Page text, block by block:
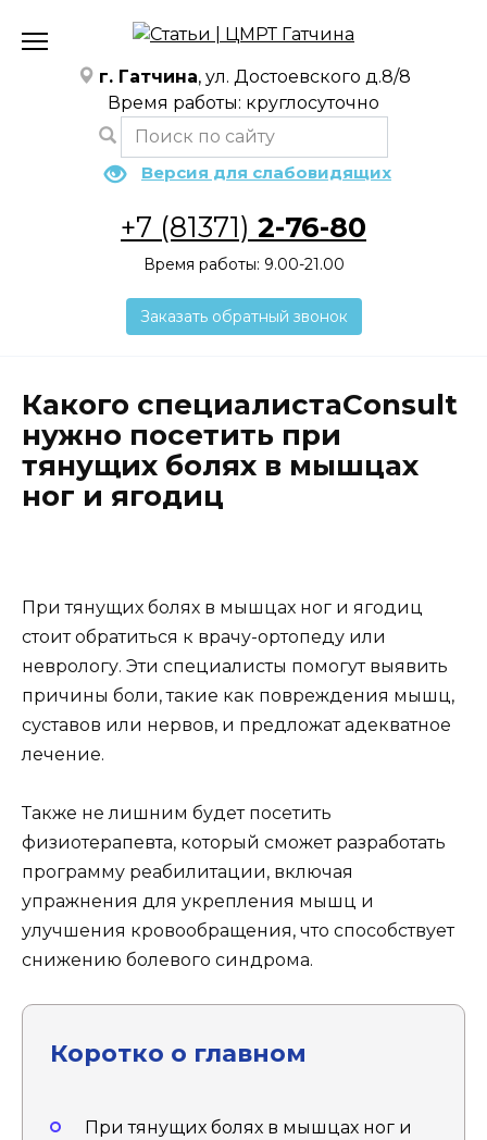
содержанию
г. Гатчина, ул. Достоевского д.8/8
Время работы: круглосуточно
Версия для слабовидящих
+7 (81371) 2-76-80
Время работы: 9.00-21.00
Заказать обратный звонок
Какого специалистаConsult
нужно посетить при
тянущих болях в мышцах
ног и ягодиц
При тянущих болях в мышцах ног и ягодиц
стоит обратиться к врачу-ортопеду или
неврологу. Эти специалисты помогут выявить
причины боли, такие как повреждения мышц,
суставов или нервов, и предложат адекватное
лечение.
Также не лишним будет посетить
физиотерапевта, который сможет разработать
программу реабилитации, включая
упражнения для укрепления мышц и
улучшения кровообращения, что способствует
снижению болевого синдрома.
Коротко о главном
При тянущих болях в мышцах ног и